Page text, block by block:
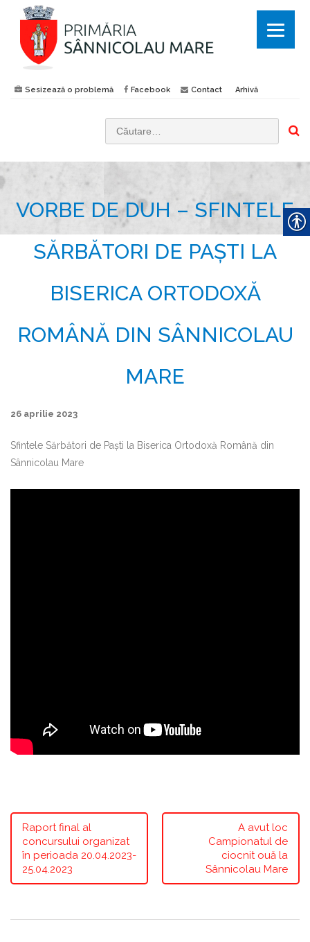
Sesizează o problemă Facebook Contact Arhivă
VORBE DE DUH – SFINTELE
SĂRBĂTORI DE PAȘTI LA
BISERICA ORTODOXĂ
ROMÂNĂ DIN SÂNNICOLAU
MARE
26 aprilie 2023
Sfintele Sărbători de Paști la Biserica Ortodoxă Română din
Sânnicolau Mare
Raport final al
concursului organizat
în perioada 20.04.2023-
25.04.2023
A avut loc
Campionatul de
ciocnit ouă la
Sânnicolau Mare